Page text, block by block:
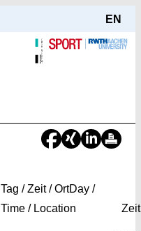
EN
Tag / Zeit / OrtDay /
Time / Location